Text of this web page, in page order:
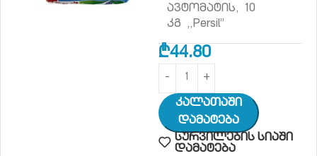
ავტომატის, 10
კგ ,,Persil”
₾44.80
Კალათაში
Დამატება
სურვილების სიაში
დამატება